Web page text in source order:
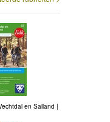
en Salland |